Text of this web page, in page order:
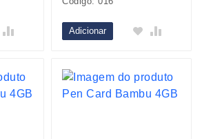
Adicionar